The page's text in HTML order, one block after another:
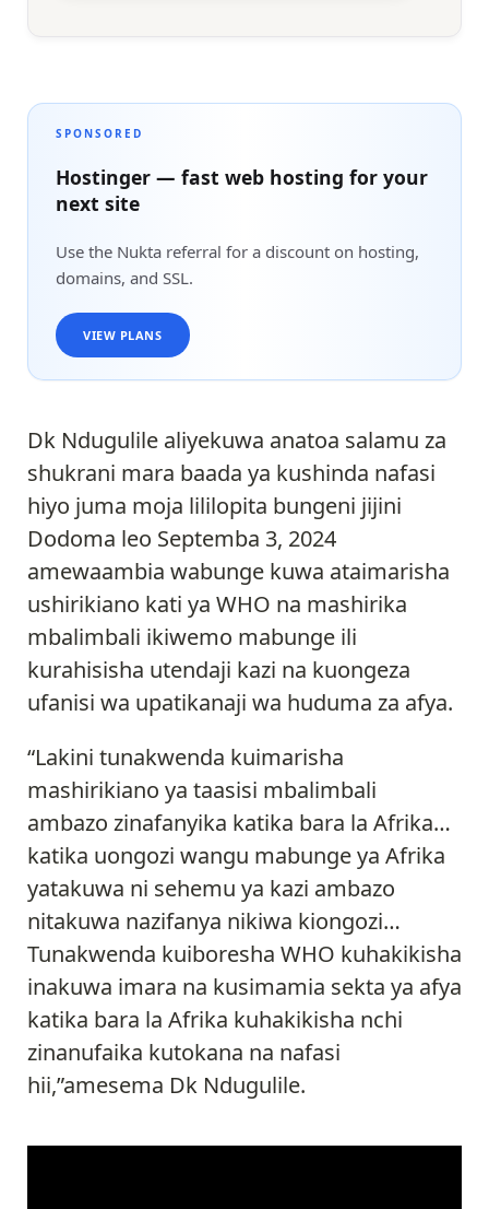
SPONSORED
Hostinger — fast web hosting for your
next site
Use the Nukta referral for a discount on hosting,
domains, and SSL.
VIEW PLANS
Dk Ndugulile aliyekuwa anatoa salamu za
shukrani mara baada ya kushinda nafasi
hiyo juma moja lililopita bungeni jijini
Dodoma leo Septemba 3, 2024
amewaambia wabunge kuwa ataimarisha
ushirikiano kati ya WHO na mashirika
mbalimbali ikiwemo mabunge ili
kurahisisha utendaji kazi na kuongeza
ufanisi wa upatikanaji wa huduma za afya.
“Lakini tunakwenda kuimarisha
mashirikiano ya taasisi mbalimbali
ambazo zinafanyika katika bara la Afrika…
katika uongozi wangu mabunge ya Afrika
yatakuwa ni sehemu ya kazi ambazo
nitakuwa nazifanya nikiwa kiongozi…
Tunakwenda kuiboresha WHO kuhakikisha
inakuwa imara na kusimamia sekta ya afya
katika bara la Afrika kuhakikisha nchi
zinanufaika kutokana na nafasi
hii,”amesema Dk Ndugulile.